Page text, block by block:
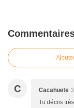
C Cacahuete
Tu décris